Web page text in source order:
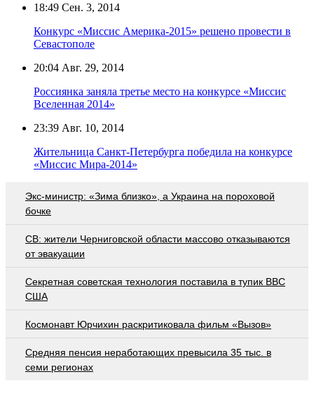
18:49 Сен. 3, 2014
Конкурс «Миссис Америка-2015» решено провести в
Севастополе
20:04 Авг. 29, 2014
Россиянка заняла третье место на конкурсе «Миссис
Вселенная 2014»
23:39 Авг. 10, 2014
Жительница Санкт-Петербурга победила на конкурсе
«Миссис Мира-2014»
Экс-министр: «Зима близко», а Украина на пороховой
бочке
СВ: жители Черниговской области массово отказываются
от эвакуации
Секретная советская технология поставила в тупик ВВС
США
Космонавт Юрчихин раскритиковала фильм «Вызов»
Средняя пенсия неработающих превысила 35 тыс. в
семи регионах